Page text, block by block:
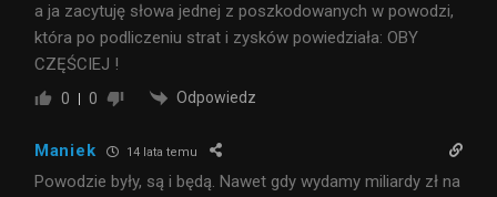
a ja zacytuję słowa jednej z poszkodowanych w powodzi,
która po podliczeniu strat i zysków powiedziała: OBY
CZĘŚCIEJ !
0 0 Odpowiedz
Maniek 14 lata temu
Powodzie były, są i będą. Nawet gdy wydamy miliardy zł na